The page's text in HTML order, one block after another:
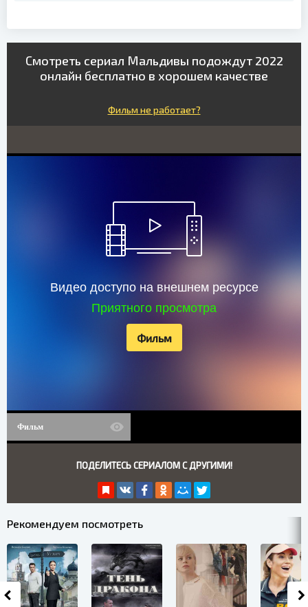
Смотреть сериал Мальдивы подождут 2022
онлайн бесплатно в хорошем качестве
Фильм не работает?
Видео доступо на внешнем ресурсе
Приятного просмотра
Фильм
Фильм
ПОДЕЛИТЕСЬ СЕРИАЛОМ С ДРУГИМИ!
Рекомендуем посмотреть